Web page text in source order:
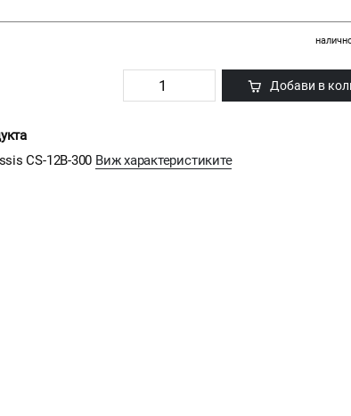
Добави в
CS-12B-300 Виж характеристиките